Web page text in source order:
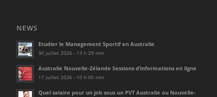
NEWS
Etudier le Management Sportif en Australie
30 juillet 2026 - 13 h 29 min
Australie Nouvelle-Zélande Sessions d’informations en ligne
17 juillet 2026 - 10 h 00 min
Quel salaire pour un job sous un PVT Australie ou Nouvelle-